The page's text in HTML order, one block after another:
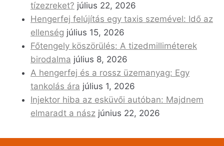
tízezreket? július 22, 2026
Hengerfej felújítás egy taxis szemével: Idő az
ellenség július 15, 2026
Főtengely köszörülés: A tizedmilliméterek
birodalma július 8, 2026
A hengerfej és a rossz üzemanyag: Egy
tankolás ára július 1, 2026
Injektor hiba az esküvői autóban: Majdnem
elmaradt a nász június 22, 2026